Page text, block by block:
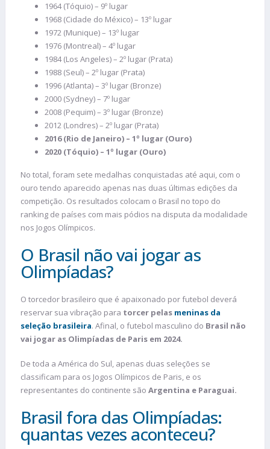
1964 (Tóquio) – 9º lugar
1968 (Cidade do México) – 13º lugar
1972 (Munique) – 13º lugar
1976 (Montreal) – 4º lugar
1984 (Los Angeles) – 2º lugar (Prata)
1988 (Seul) – 2º lugar (Prata)
1996 (Atlanta) – 3º lugar (Bronze)
2000 (Sydney) – 7º lugar
2008 (Pequim) – 3º lugar (Bronze)
2012 (Londres) – 2º lugar (Prata)
2016 (Rio de Janeiro) – 1º lugar (Ouro)
2020 (Tóquio) – 1º lugar (Ouro)
No total, foram sete medalhas conquistadas até aqui, com o
ouro tendo aparecido apenas nas duas últimas edições da
competição. Os resultados colocam o Brasil no topo do
ranking de países com mais pódios na disputa da modalidade
nos Jogos Olímpicos.
O Brasil não vai jogar as
Olimpíadas?
O torcedor brasileiro que é apaixonado por futebol deverá
reservar sua vibração para torcer pelas meninas da
seleção brasileira. Afinal, o futebol masculino do Brasil não
vai jogar as Olimpíadas de Paris em 2024.
De toda a América do Sul, apenas duas seleções se
classificam para os Jogos Olímpicos de Paris, e os
representantes do continente são Argentina e Paraguai.
Brasil fora das Olimpíadas:
quantas vezes aconteceu?